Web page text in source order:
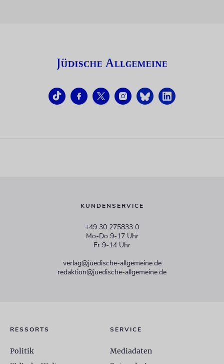
KUNDENSERVICE
+49 30 275833 0
Mo-Do 9-17 Uhr
Fr 9-14 Uhr
verlag@juedische-allgemeine.de
redaktion@juedische-allgemeine.de
RESSORTS
Politik
SERVICE
Mediadaten